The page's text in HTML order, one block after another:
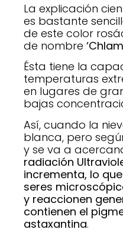
La explicación
es bastante
de este color
de nombre
Ésta tiene la
temperaturas
en lugares de
bajas
Así, cuando la
blanca, pero
y se va a
radiación
incrementa, lo
seres
y reaccionen
contienen el
astaxantina.